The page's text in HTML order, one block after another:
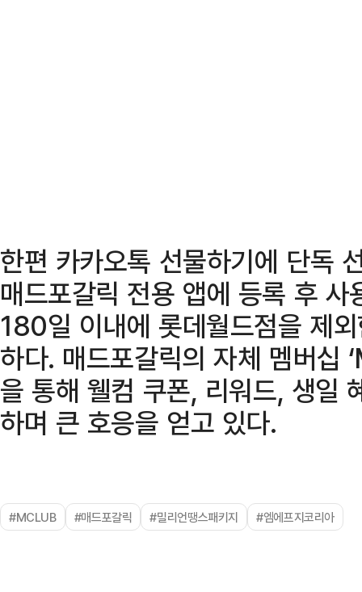
한편 카카오톡 선물하기에 단독
매드포갈릭 전용 앱에 등록 후
180일 이내에 롯데월드점을 제
하다. 매드포갈릭의 자체 멤버십
을 통해 웰컴 쿠폰, 리워드, 생일
하며 큰 호응을 얻고 있다.
#MCLUB #매드포갈릭 #밀리언땡스패키지 #엠에프지코리아